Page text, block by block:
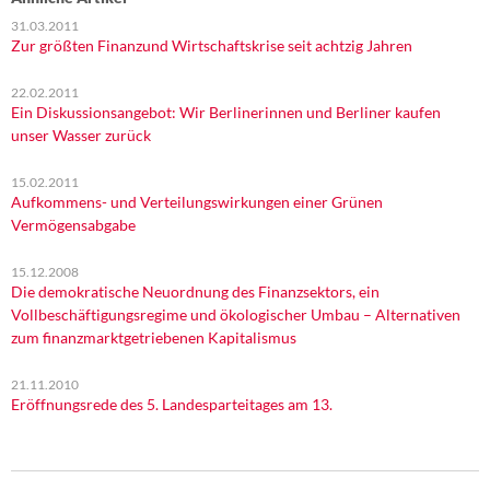
31.03.2011
Zur größten Finanzund Wirtschaftskrise seit achtzig Jahren
22.02.2011
Ein Diskussionsangebot: Wir Berlinerinnen und Berliner kaufen
unser Wasser zurück
15.02.2011
Aufkommens- und Verteilungswirkungen einer Grünen
Vermögensabgabe
15.12.2008
Die demokratische Neuordnung des Finanzsektors, ein
Vollbeschäftigungsregime und ökologischer Umbau – Alternativen
zum finanzmarktgetriebenen Kapitalismus
21.11.2010
Eröffnungsrede des 5. Landesparteitages am 13.